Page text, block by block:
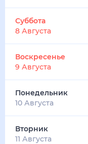
Суббота
8 Августа
Воскресенье
9 Августа
Понедельник
10 Августа
Вторник
11 Августа